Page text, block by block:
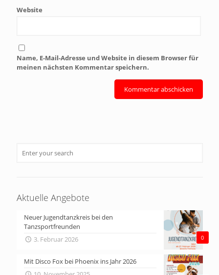
Website
Name, E-Mail-Adresse und Website in diesem Browser für
meinen nächsten Kommentar speichern.
Aktuelle Angebote
0
Neuer Jugendtanzkreis bei den
Tanzsportfreunden
3. Februar 2026
Mit Disco Fox bei Phoenix ins Jahr 2026